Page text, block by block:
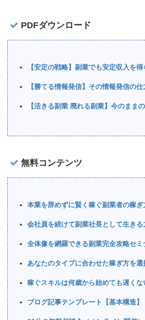
PDFダウンロード
【安定の戦略】副業でも安定収入を
【勝てる情報発信】その情報発信の
【活きる副業 廃れる副業】今のまま
無料コンテンツ
本業を辞めずに賢く稼ぐ副業者の稼ぎ
会社員を続けて副業社長として生きる
全体像を網羅できる副業完全攻略セミ
あなたのタイプに合わせた稼ぎ方を選
稼ぐスキルは何歳から始めても遅くな
ブログ記事テンプレート【基本構造】